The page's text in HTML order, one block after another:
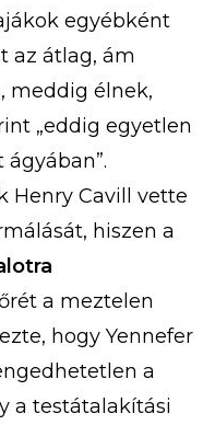
egyébként
az átlag, ám
meddig élnek,
„eddig egyetlen
Henry Cavill vette
hiszen a
a meztelen
hogy Yennefer
a
a testátalakítási